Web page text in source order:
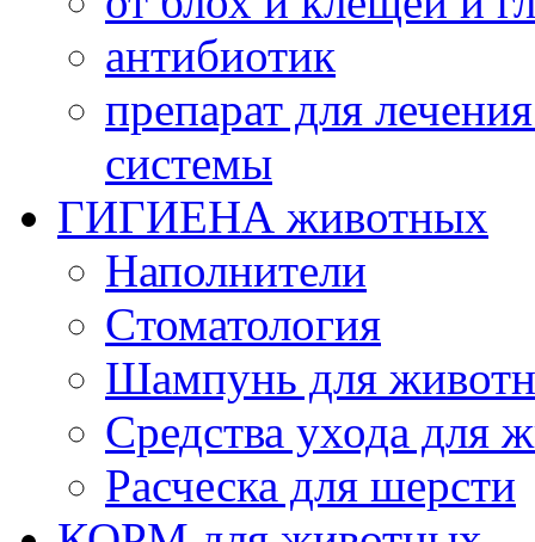
антибиотик
препарат для
системы
ГИГИЕНА животных
Наполнители
Cтоматология
Шампунь для
Cредства ухода для
Расческа для шерсти